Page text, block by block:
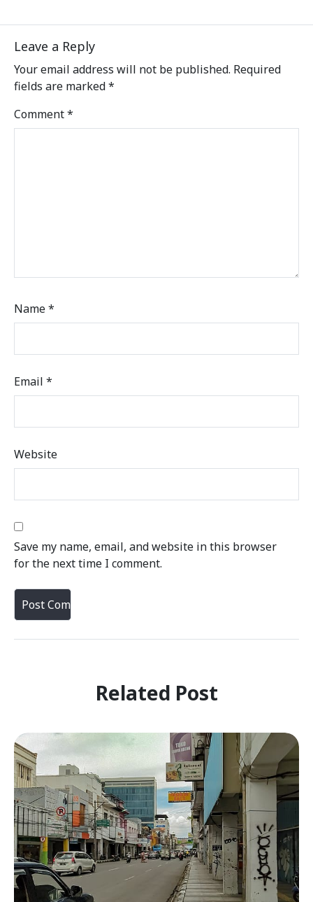
Leave a Reply
Your email address will not be published. Required
fields are marked*
Comment*
Name*
Email *
Website
Save my name, email, and website in this browser
for the next time I comment.
Related Post